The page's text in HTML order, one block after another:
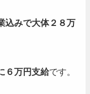
込みで大体２８万
６万円支給です。